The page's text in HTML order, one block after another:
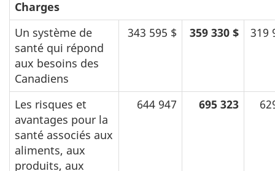
Charges
Un système de
santé qui répond
aux besoins des
Canadiens
343 595 $ 359 330 $ 319
Les risques et
avantages pour la
santé associés aux
aliments, aux
produits, aux
644 947 695 323